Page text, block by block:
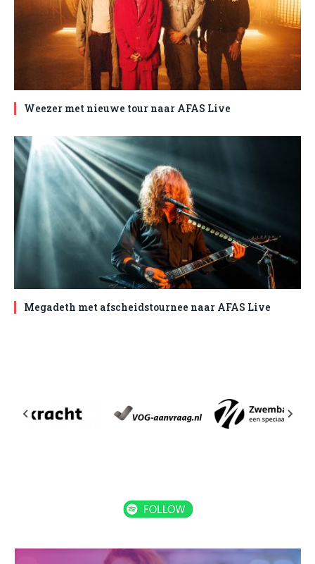
Weezer met nieuwe tour naar AFAS Live
Megadeth met afscheidstournee naar AFAS Live